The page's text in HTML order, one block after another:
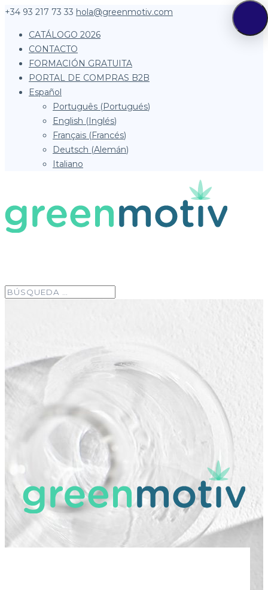
+34 93 217 73 33 hola@greenmotiv.com
CATÁLOGO 2026
CONTACTO
FORMACIÓN GRATUITA
PORTAL DE COMPRAS B2B
Español
Português (Portugués)
English (Inglés)
Français (Francés)
Deutsch (Alemán)
Italiano